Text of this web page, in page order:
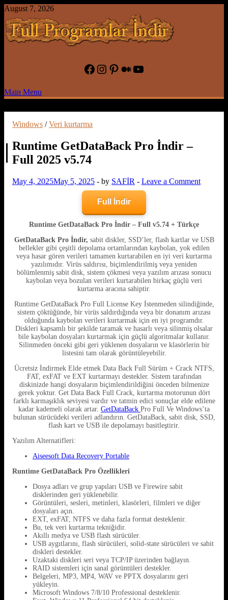
Skip
content
August 7, 2026
Full Program İndir Full Programlar
Facebook
Instagram
Pinterest
Medium
YouTube
Main Menu
Windows /Veri kurtarma
Runtime GetDataBack Pro İndir –
Full 2025 v5.74
May 4, 2025May 5, 2025 - by SAFİR - Leave a Comment
Full İndir
Runtime GetDataBack Pro İndir – Full v5.74 + Türkçe
GetDataBack Pro İndir, sabit diskler, SSD’ler, flash kartlar ve USB
bellekler gibi çeşitli depolama ortamlarından kaybolan, yok edilen
veya hasar gören verileri tamamen kurtarabilen en iyi veri kurtarma
yazılımıdır. Virüs saldırısı, biçimlendirilmiş veya yeniden
bölümlenmiş sabit disk, sistem çökmesi veya yazılım arızası sonucu
kaybolan veya bozulan verileri kurtarabilen birkaç güçlü veri
kurtarma aracına sahiptir.
Runtime GetDataBack Pro Full License Key İstenmeden silindiğinde,
sistem çöktüğünde, bir virüs saldırdığında veya bir donanım arızası
olduğunda kaybolan verileri kurtarmak için en iyi programdır.
Diskleri kapsamlı bir şekilde taramak ve hasarlı veya silinmiş olsalar
bile kaybolan dosyaları kurtarmak için güçlü algoritmalar kullanır.
Silinmeden önceki gibi geri yüklenen dosyaların ve klasörlerin bir
listesini tam olarak görüntüleyebilir.
Ücretsiz İndirmek Elde etmek Data Back Full Sürüm + Crack NTFS,
FAT, exFAT ve EXT kurtarmayı destekler. Sistem tarafından
diskinizde hangi dosyaların biçimlendirildiğini önceden bilmenize
gerek yoktur. Get Data Back Full Crack, kurtarma motorunun dört
farklı karmaşıklık seviyesi vardır ve tatmin edici sonuçlar elde edilene
kadar kademeli olarak artar. GetDataBack Pro Full Ve Windows’ta
bulunan sürücüdeki verileri adlandırın. GetDataBack, sabit disk, SSD,
flash kart ve USB ile depolamayı basitleştirir.
Yazılım Alternatifleri:
Aiseesoft Data Recovery Portable
Runtime GetDataBack Pro Özellikleri
Dosya adları ve grup yapıları USB ve Firewire sabit
disklerinden geri yüklenebilir.
Görüntüleri, sesleri, metinleri, klasörleri, filmleri ve diğer
dosyaları açın.
EXT, exFAT, NTFS ve daha fazla format desteklenir.
Bu, tek veri kurtarma tekniğidir.
Akıllı medya ve USB flash sürücüler.
USB aygıtlarını, flash sürücüleri, solid-state sürücüleri ve sabit
diskleri destekler.
Uzaktaki diskleri seri veya TCP/IP üzerinden bağlayın.
RAID sistemleri için sanal görüntüleri destekler.
Belgeleri, MP3, MP4, WAV ve PPTX dosyalarını geri
yükleyin.
Microsoft Windows 7/8/10 Professional desteklenir.